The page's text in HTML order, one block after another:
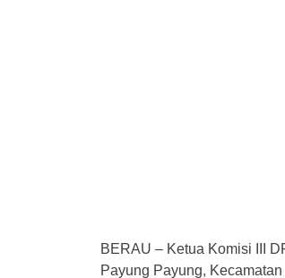
BERAU – Ketua Komisi III
Payung Payung,